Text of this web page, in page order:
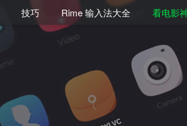
技巧 Rime 输入法大全 看电影